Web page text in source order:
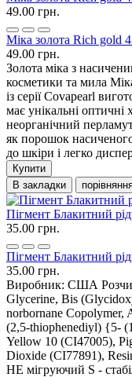
49.00 грн.
Міка золота Rich gold
49.00 грн.
Золота міка з
косметики та мила
із серії Covapearl
має унікальні
неорганічний
як порошок
до шкіри і легко
Купити
В закладки
Пігмент Блакитний
35.00 грн.
Пігмент Блакитний
35.00 грн.
Виробник: США
Glycerine, Bis
norbornane Copolymer,
(2,5-thiophenediyl) {5-
Yellow 10 (CI47005),
Dioxide (CI77891),
НЕ мігруючий S -